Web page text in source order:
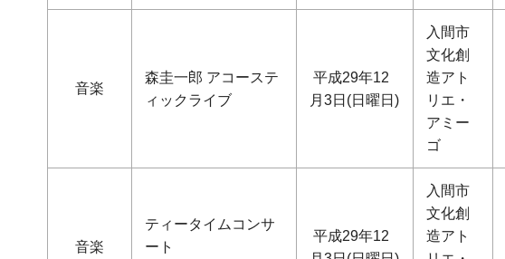
音楽
森圭一郎 アコーステ
ィックライブ
平成29年12
月3日(日曜日)
入間市
文化創
造アト
リエ・
アミー
ゴ
音楽
ティータイムコンサ
ート
平成29年12
入間市
文化創
造アト